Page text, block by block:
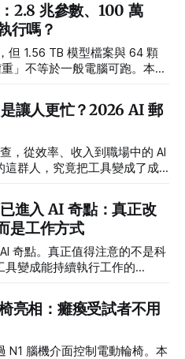
2.8 兆參數、100 萬
行嗎？
但 1.56 TB 模型檔案與 64 顆
」不等於一般電腦可跑。本文
讓人更忙？2026 AI 郵
，從效率、收入到職場中的 AI
這群人，究竟把工具變成了成
把它放進工作流程，甚至靠 AI
普及，
我們真的因為 AI 變得更有效
被交付了更多工作？這也是 AI
。 不只問你有沒有
用
有沒有使用 ChatGPT」，已
進入 AI 奇點：真正改
是工作方式
奇點。真正值得注意的不是科
具變成能持續執行工作的
亮相：癱瘓受試者不用
N1 腦機介面控制電動輪椅。本